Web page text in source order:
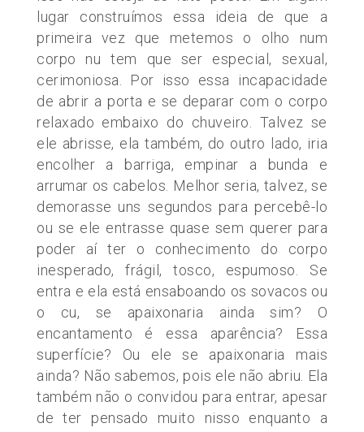
lugar construímos essa ideia de que a
primeira vez que metemos o olho num
corpo nu tem que ser especial, sexual,
cerimoniosa. Por isso essa incapacidade
de abrir a porta e se deparar com o corpo
relaxado embaixo do chuveiro. Talvez se
ele abrisse, ela também, do outro lado, iria
encolher a barriga, empinar a bunda e
arrumar os cabelos. Melhor seria, talvez, se
demorasse uns segundos para percebê-lo
ou se ele entrasse quase sem querer para
poder aí ter o conhecimento do corpo
inesperado, frágil, tosco, espumoso. Se
entra e ela está ensaboando os sovacos ou
o cu, se apaixonaria ainda sim? O
encantamento é essa aparência? Essa
superfície? Ou ele se apaixonaria mais
ainda? Não sabemos, pois ele não abriu. Ela
também não o convidou para entrar, apesar
de ter pensado muito nisso enquanto a